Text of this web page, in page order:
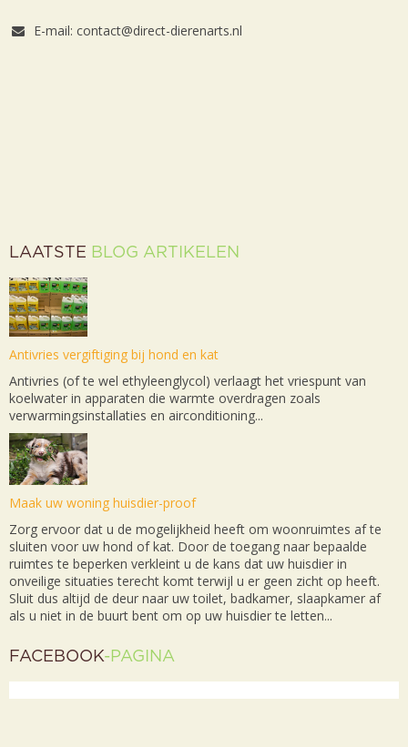
E-mail: contact@direct-dierenarts.nl
LAATSTE BLOG ARTIKELEN
Antivries vergiftiging bij hond en kat
Antivries (of te wel ethyleenglycol) verlaagt het vriespunt van
koelwater in apparaten die warmte overdragen zoals
verwarmingsinstallaties en airconditioning...
Maak uw woning huisdier-proof
Zorg ervoor dat u de mogelijkheid heeft om woonruimtes af te
sluiten voor uw hond of kat. Door de toegang naar bepaalde
ruimtes te beperken verkleint u de kans dat uw huisdier in
onveilige situaties terecht komt terwijl u er geen zicht op heeft.
Sluit dus altijd de deur naar uw toilet, badkamer, slaapkamer af
als u niet in de buurt bent om op uw huisdier te letten...
FACEBOOK-PAGINA